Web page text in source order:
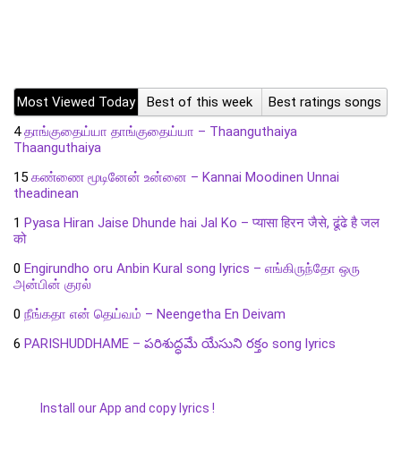
Most Viewed Today Best of this week
Best ratings songs
4 தாங்குதைய்யா தாங்குதைய்யா – Thaanguthaiya
Thaanguthaiya
15 கண்ணை மூடினேன் உன்னை – Kannai Moodinen Unnai
theadinean
1 Pyasa Hiran Jaise Dhunde hai Jal Ko – प्यासा हिरन जैसे, ढूंढे है जल
को
0 Engirundho oru Anbin Kural song lyrics – எங்கிருந்தோ ஒரு
அன்பின் குரல்
0 நீங்கதா என் தெய்வம் – Neengetha En Deivam
6 PARISHUDDHAME – పరిశుద్ధమే యేసుని రక్తం song lyrics
Install our App and copy lyrics !